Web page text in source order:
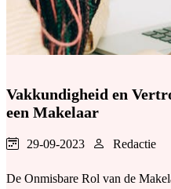
Vakkundigheid en
een Makelaar
29-09-2023 Redactie
De Onmisbare Rol van de